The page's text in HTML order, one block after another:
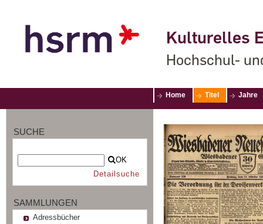
Kulturelles
Hochschul-
Home Titel Jahre
SUCHE
OK
Detailsuche
SAMMLUNGEN
Adressbücher